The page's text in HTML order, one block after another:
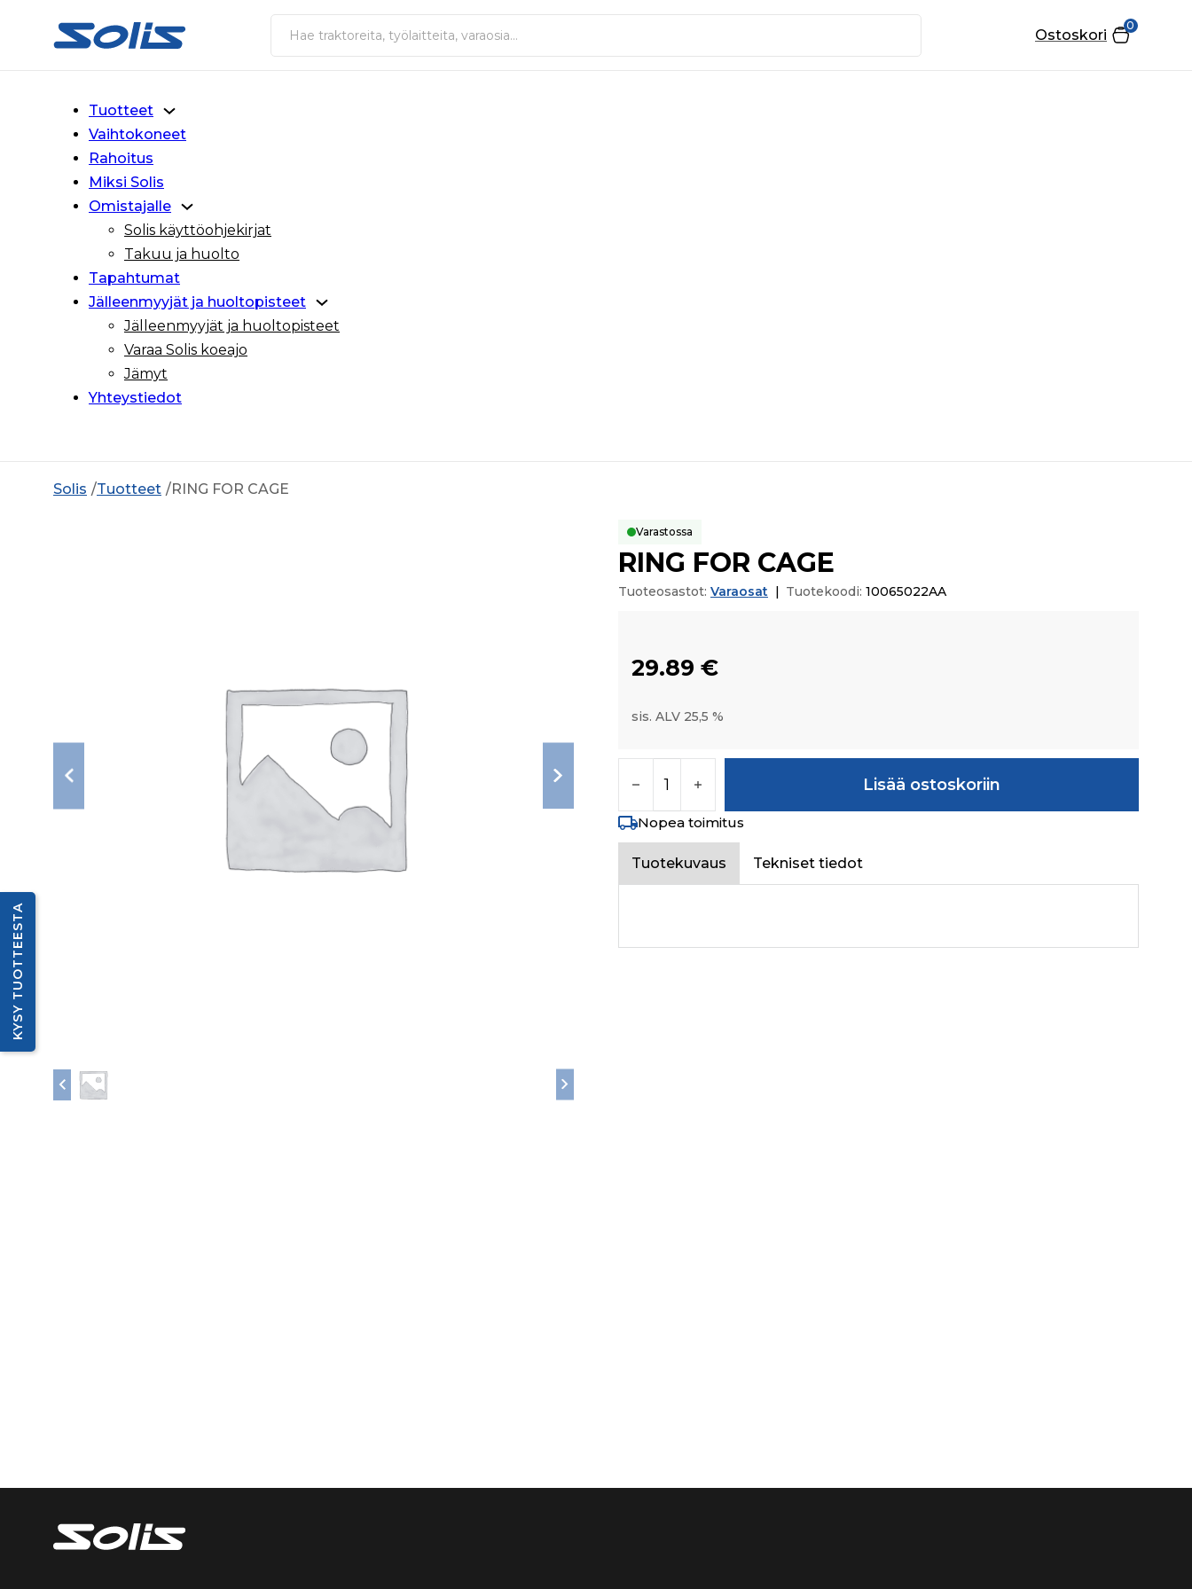
Siirry pääsisältöön
Siirry alatunnisteeseen
Haku
0
Ostoskori
Tuotteet
Vaihtokoneet
Rahoitus
Miksi Solis
Omistajalle
Solis käyttöohjekirjat
Takuu ja huolto
Tapahtumat
Jälleenmyyjät ja huoltopisteet
Jälleenmyyjät ja huoltopisteet
Varaa Solis koeajo
Jämyt
Yhteystiedot
Solis Tuotteet RING FOR CAGE
Varastossa
RING FOR CAGE
Tuoteosastot: Varaosat | Tuotekoodi: 10065022AA
29.89 €
sis. ALV 25,5 %
Lisää ostoskoriin
Nopea toimitus
Tuotekuvaus Tekniset tiedot
KYSY TUOTTEESTA